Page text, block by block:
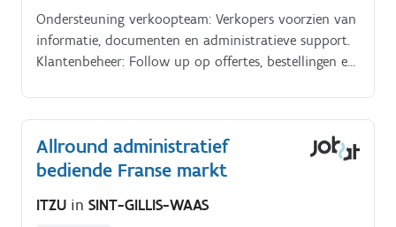
Ondersteuning verkoopteam: Verkopers voorzien van
informatie, documenten en administratieve support.
Klantenbeheer: Follow up op offertes, bestellingen en
Allround administratief
bediende Franse markt
ITZU in SINT-GILLIS-WAAS